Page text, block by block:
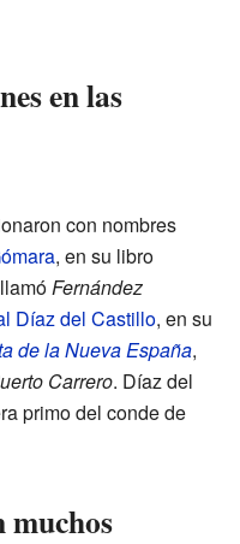
en las
con nombres
, en su libro
Fernández
Díaz del Castillo, en su
de la Nueva España,
Carrero. Díaz del
primo del conde de
muchos